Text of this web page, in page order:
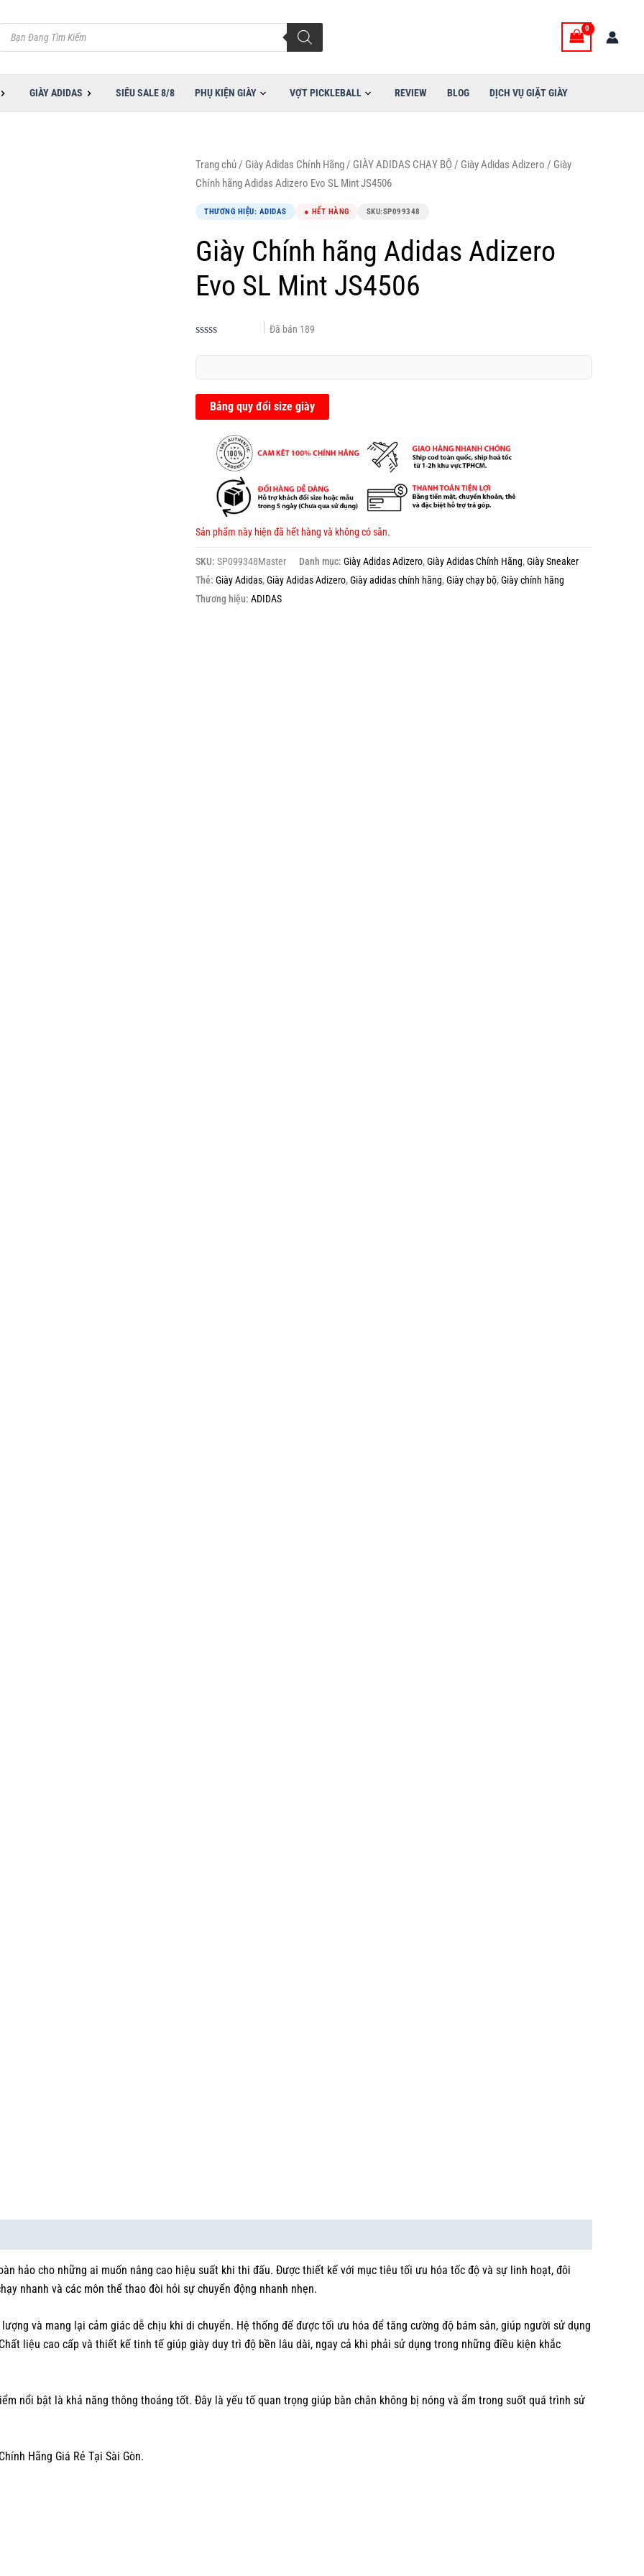
Tìm
kiếm
sản
GIÀY ADIDAS SIÊU SALE 8/8 PHỤ KIỆN GIÀY VỢT PICKLEBALL REVIEW BLOG DỊCH VỤ GIẶT GIÀY
Trang chủ/ Giày Adidas Chính Hãng/ GIÀY ADIDAS CHẠY BỘ / Giày Adidas Adizero / Giày
Chính hãng Adidas Adizero Evo SL Mint JS4506
THƯƠNG HIỆU: ADIDAS ● HẾT HÀNG SKU:SP099348
Giày Chính hãng Adidas Adizero
Evo SL Mint JS4506
xếp
0.0
5
Đã bán 189
Bảng quy đổi size giày
Sản phẩm này hiện đã hết hàng và không có sẵn.
SKU: SP099348Master Danh mục: Giày Adidas Adizero,Giày Adidas Chính Hãng,Giày Sneaker
Thẻ: Giày Adidas,Giày Adidas Adizero,Giày adidas chính hãng,Giày chạy bộ,Giày chính hãng
Thương hiệu: ADIDAS
hảo cho những ai muốn nâng cao hiệu suất khi thi đấu. Được thiết kế với mục tiêu tối ưu hóa tốc độ và sự linh hoạt, đôi
nhanh và các môn thể thao đòi hỏi sự chuyển động nhanh nhẹn.
và mang lại cảm giác dễ chịu khi di chuyển. Hệ thống đế được tối ưu hóa để tăng cường độ bám sân, giúp người sử dụng
liệu cao cấp và thiết kế tinh tế giúp giày duy trì độ bền lâu dài, ngay cả khi phải sử dụng trong những điều kiện khắc
nổi bật là khả năng thông thoáng tốt. Đây là yếu tố quan trọng giúp bàn chân không bị nóng và ẩm trong suốt quá trình sử
Hãng Giá Rẻ Tại Sài Gòn.